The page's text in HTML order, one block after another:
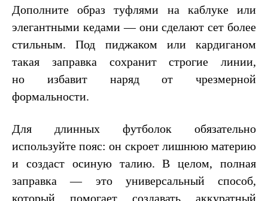
Дополните образ туфлями на каблуке или
элегантными кедами — они сделают сет более
стильным. Под пиджаком или кардиганом
такая заправка сохранит строгие линии,
но избавит наряд от чрезмерной
формальности.
Для длинных футболок обязательно
используйте пояс: он скроет лишнюю материю
и создаст осиную талию. В целом, полная
заправка — это универсальный способ,
который помогает создавать аккуратный